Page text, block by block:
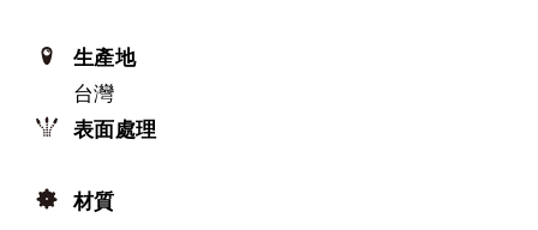
生產地
台灣
表面處理
材質